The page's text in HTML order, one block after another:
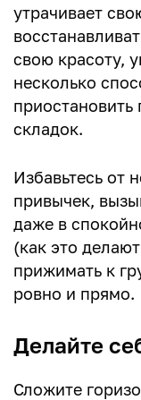
утрачивает
свою красоту,
несколько
приостановить
складок.
Избавьтесь от
привычек,
даже в
(как это
прижимать к
ровно и прямо.
Делайте
Сложите